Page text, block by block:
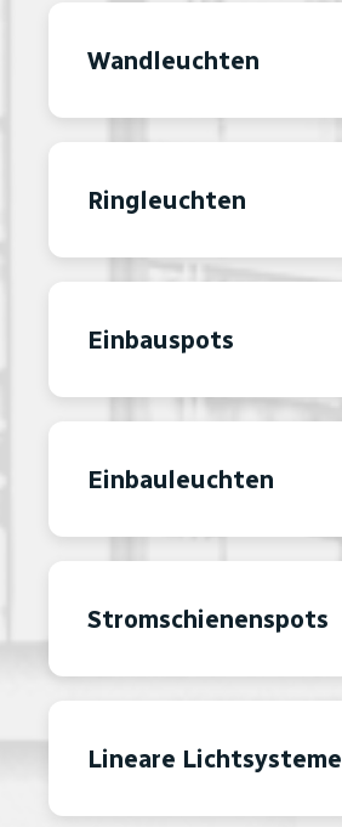
Wandleuchten
Ringleuchten
Einbauspots
Einbauleuchten
Stromschienenspots
Lineare Lichtsysteme